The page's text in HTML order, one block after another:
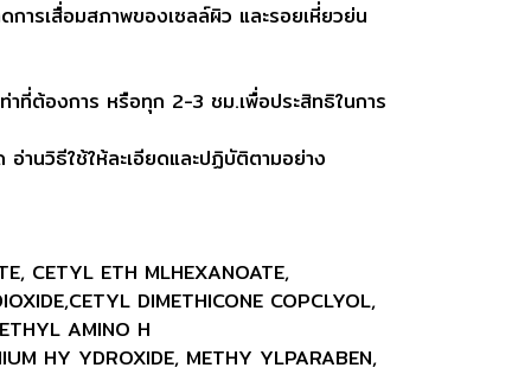
รเสื่อมสภาพของเซลล์ผิว และรอยเหี่ยวย่น
ที่ต้องการ หรือทุก 2-3 ชม.เพื่อประสิทธิในการ
านวิธีใช้ให้ละเอียดและปฏิบัติตามอย่าง
CETYL ETH MLHEXANOATE,
DIMETHICONE COPCLYOL,
AMINO H
HY YDROXIDE, METHY YLPARABEN,